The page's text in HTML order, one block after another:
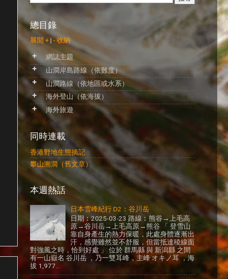
總目錄
展開 +| - 收納
網誌主題
山澗岸島路線（依難度）
山澗路線（依地區或水系）
海外登山（依海拔）
海外旅遊
同時連載
香港野地生態摘記
攀山溯澗（舊文章）
本週熱話
日本雪峰紀行 D2：谷川岳
日期︰2025-03-23 路線︰熊谷→上毛高
原→谷川岳→上毛高原→熊谷 「 登雪山
靠自身產生的熱力保暖，此處身體逐漸出
汗，感覺雖然並不舒服，但當抵達稜線面
對強風之時，恰到好處 」 位於 群馬縣 與 新潟縣 之間
有一山嶽名 谷川岳 ，乃一雙耳峰，主峰 オキノ耳 ，海
拔 1,977...